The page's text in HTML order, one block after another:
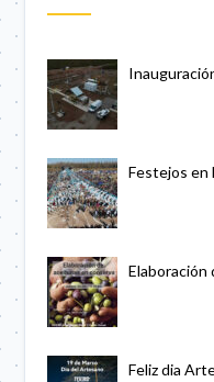
Festejos en
Elaboración
Feliz dia